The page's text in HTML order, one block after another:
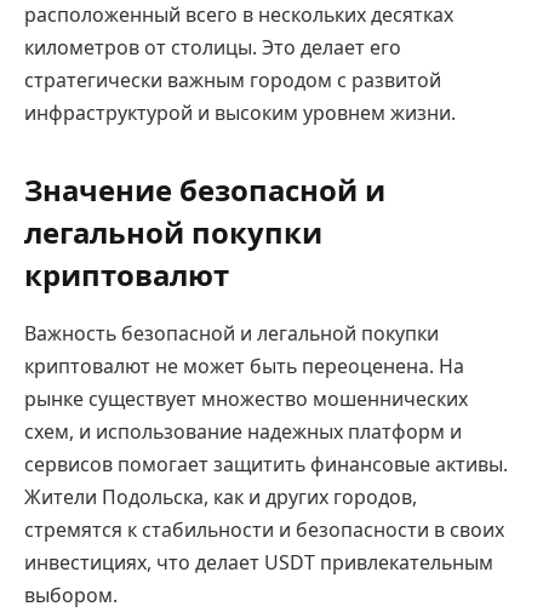
расположенный всего в нескольких десятках
километров от столицы. Это делает его
стратегически важным городом с развитой
инфраструктурой и высоким уровнем жизни.
Значение безопасной и
легальной покупки
криптовалют
Важность безопасной и легальной покупки
криптовалют не может быть переоценена. На
рынке существует множество мошеннических
схем, и использование надежных платформ и
сервисов помогает защитить финансовые активы.
Жители Подольска, как и других городов,
стремятся к стабильности и безопасности в своих
инвестициях, что делает USDT привлекательным
выбором.